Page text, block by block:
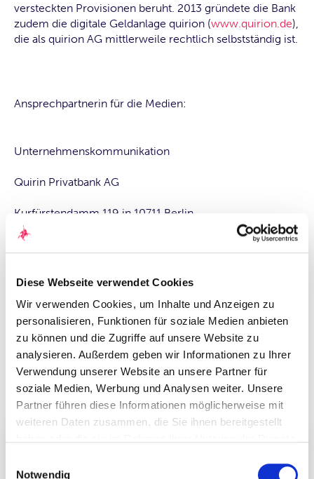
Diese Webseite verwendet Cookies
Wir verwenden Cookies, um Inhalte und Anzeigen zu
personalisieren, Funktionen für soziale Medien anbieten
zu können und die Zugriffe auf unsere Website zu
analysieren. Außerdem geben wir Informationen zu Ihrer
Verwendung unserer Website an unsere Partner für
soziale Medien, Werbung und Analysen weiter. Unsere
Partner führen diese Informationen möglicherweise mit
weiteren Daten zusammen, die Sie ihnen bereitgestellt
willigen Sie gem. Art. 49 Abs. 1 DSGVO ein, dass auch
Notwendig
versteckten Provisionen beruht. 2013 gründete die Bank
zudem die digitale Geldanlage quirion (www.quirion.de),
die als quirion AG mittlerweile rechtlich selbstständig ist.
Ansprechpartnerin für die Medien:
Unternehmenskommunikation
Quirin Privatbank AG
Kurfürstendamm 119 in 10711 Berlin
Zurück
Das könnte Sie auch
interessieren